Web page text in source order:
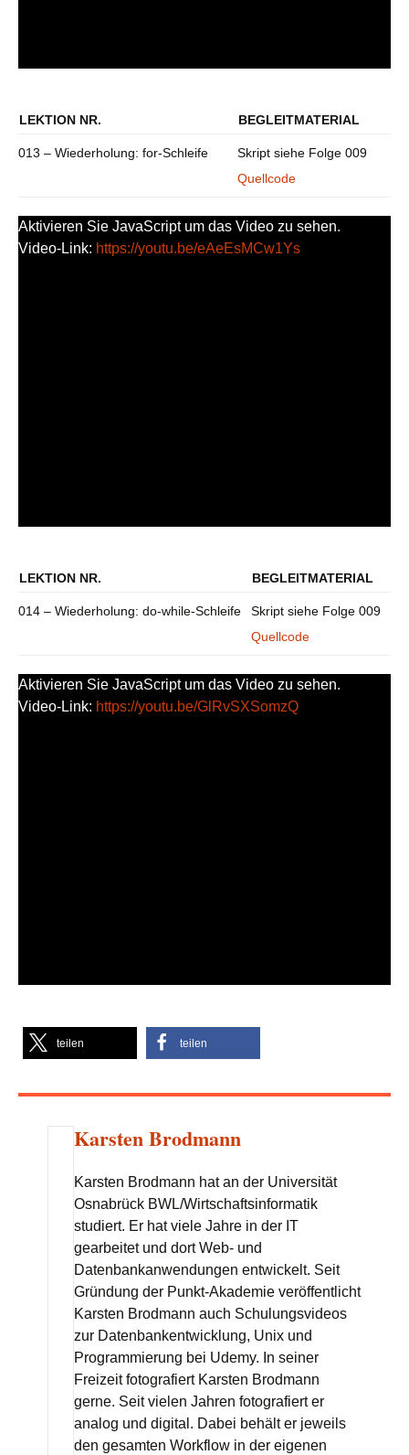
LEKTION NR. BEGLEITMATERIAL
013 – Wiederholung: for-Schleife
Skript siehe Folge 009
Quellcode
Aktivieren Sie JavaScript um das Video zu sehen.
Video-Link: https://youtu.be/eAeEsMCw1Ys
LEKTION NR. BEGLEITMATERIAL
014 – Wiederholung: do-while-Schleife
Skript siehe Folge 009
Quellcode
Aktivieren Sie JavaScript um das Video zu sehen.
Video-Link: https://youtu.be/GlRvSXSomzQ
teilen teilen
Karsten Brodmann
Karsten Brodmann hat an der Universität
Osnabrück BWL/Wirtschaftsinformatik
studiert. Er hat viele Jahre in der IT
gearbeitet und dort Web- und
Datenbankanwendungen entwickelt. Seit
Gründung der Punkt-Akademie veröffentlicht
Karsten Brodmann auch Schulungsvideos
zur Datenbankentwicklung, Unix und
Programmierung bei Udemy. In seiner
Freizeit fotografiert Karsten Brodmann
gerne. Seit vielen Jahren fotografiert er
analog und digital. Dabei behält er jeweils
den gesamten Workflow in der eigenen